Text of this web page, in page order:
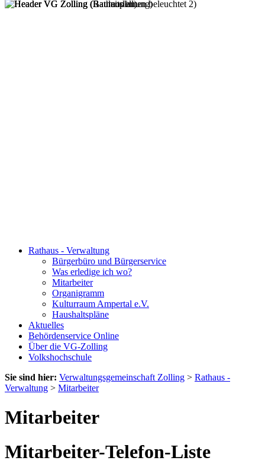
Rathaus - Verwaltung
Bürgerbüro und Bürgerservice
Was erledige ich wo?
Mitarbeiter
Organigramm
Kulturraum Ampertal e.V.
Haushaltspläne
Aktuelles
Behördenservice Online
Über die VG-Zolling
Volkshochschule
Sie sind hier: Verwaltungsgemeinschaft Zolling > Rathaus -
Verwaltung > Mitarbeiter
Mitarbeiter
Mitarbeiter-Telefon-Liste